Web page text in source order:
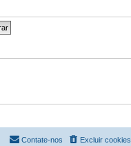
Excluir cookies
Contate-nos